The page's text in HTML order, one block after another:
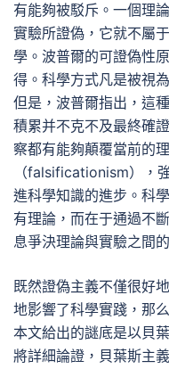
有能夠被駁斥。一個理
實驗所證偽，它就不屬
學。波普爾的可證偽性
得。科學方式凡是被視
但是，波普爾指出，這
積累并不克不及最終確
察都有能夠顛覆當前的
（falsificationism），
進科學知識的進步。科
有理論，而在于通過不
息爭決理論與實驗之間
既然證偽主義不僅很好
地影響了科學實踐，那
本文給出的謎底是以貝
將詳細論證，貝葉斯主